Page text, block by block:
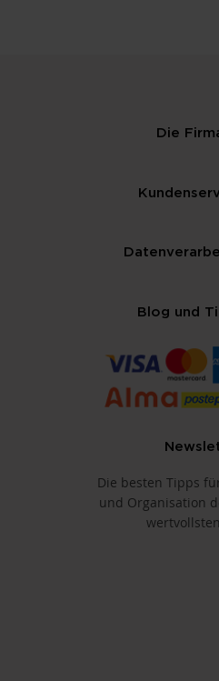
Die
Blog und
Die besten Tipps
und Organisation